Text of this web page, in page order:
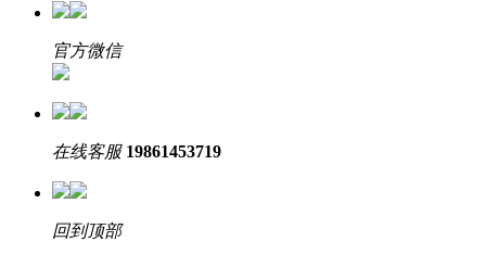
官方微信
在线客服 19861453719
回到顶部